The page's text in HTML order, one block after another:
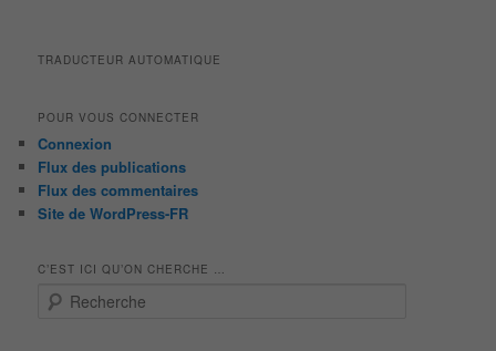
TRADUCTEUR AUTOMATIQUE
POUR VOUS CONNECTER
Connexion
Flux des publications
Flux des commentaires
Site de WordPress-FR
C’EST ICI QU’ON CHERCHE …